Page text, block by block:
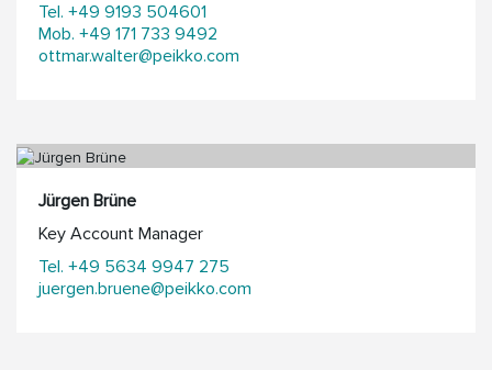
Tel. +49 9193 504601
Mob. +49 171 733 9492
ottmar.walter@peikko.com
Jürgen Brüne
Key Account Manager
Tel. +49 5634 9947 275
juergen.bruene@peikko.com